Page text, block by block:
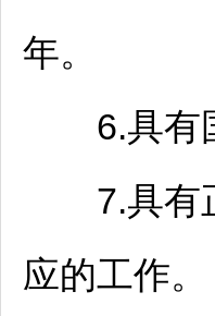
年。
6.具有国
7.具有正
应的工作。